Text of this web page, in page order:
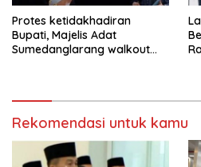
Protes ketidakhadiran
Bupati, Majelis Adat
Sumedanglarang walkout
Rekomendasi untuk kamu